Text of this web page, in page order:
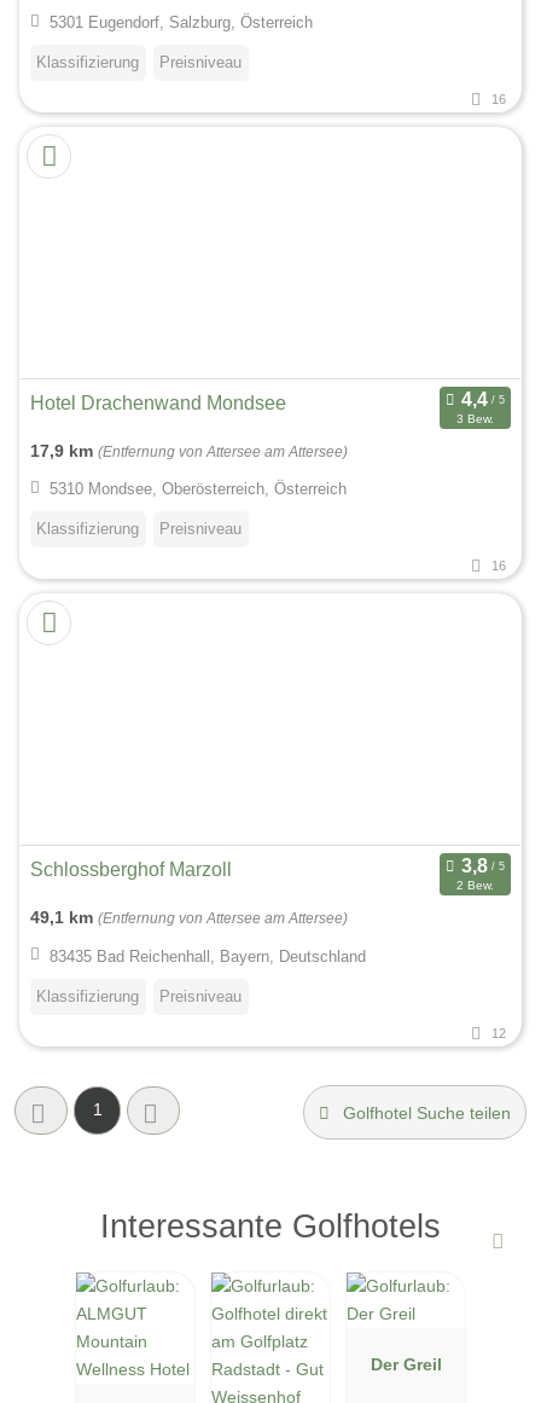
5301 Eugendorf, Salzburg, Österreich
Klassifizierung Preisniveau
16
Hotel Drachenwand Mondsee
3 Bew.
17,9 km (Entfernung von Attersee am Attersee)
5310 Mondsee, Oberösterreich, Österreich
Klassifizierung Preisniveau
16
Schlossberghof Marzoll
2 Bew.
49,1 km (Entfernung von Attersee am Attersee)
83435 Bad Reichenhall, Bayern, Deutschland
Klassifizierung Preisniveau
12
1 Golfhotel Suche teilen
Interessante Golfhotels
Der Greil